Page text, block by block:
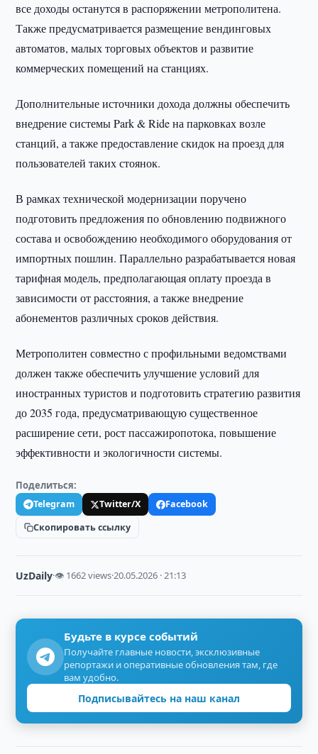
все доходы останутся в распоряжении метрополитена.
Также предусматривается размещение вендинговых
автоматов, малых торговых объектов и развитие
коммерческих помещений на станциях.
Дополнительные источники дохода должны обеспечить
внедрение системы Park & Ride на парковках возле
станций, а также предоставление скидок на проезд для
пользователей таких стоянок.
В рамках технической модернизации поручено
подготовить предложения по обновлению подвижного
состава и освобождению необходимого оборудования от
импортных пошлин. Параллельно разрабатывается новая
тарифная модель, предполагающая оплату проезда в
зависимости от расстояния, а также внедрение
абонементов различных сроков действия.
Метрополитен совместно с профильными ведомствами
должен также обеспечить улучшение условий для
иностранных туристов и подготовить стратегию развития
до 2035 года, предусматривающую существенное
расширение сети, рост пассажиропотока, повышение
эффективности и экологичности системы.
Поделиться:
Telegram Twitter/X
Facebook
Скопировать ссылку
UzDaily·👁 1662 views·20.05.2026 · 21:13
Будьте в курсе событий
Получайте главные новости, эксклюзивные
репортажи и оперативные обновления там, где
вам удобно.
Подписывайтесь на наш канал